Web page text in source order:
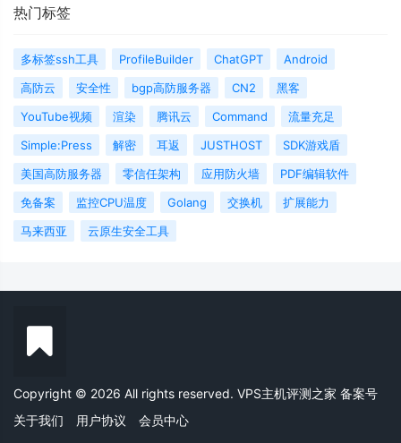
热门标签
多标签ssh工具 ProfileBuilder ChatGPT
Android
高防云
安全性 bgp高防服务器 CN2
黑客
YouTube视频
渲染 腾讯云 Command
流量充足
Simple:Press
解密 耳返 JUSTHOST
SDK游戏盾
美国高防服务器
零信任架构 应用防火墙
PDF编辑软件
免备案
监控CPU温度 Golang 交换机
扩展能力
马来西亚
云原生安全工具
Copyright © 2026 All rights reserved. VPS主机评测之家 备案号
关于我们
用户协议 会员中心